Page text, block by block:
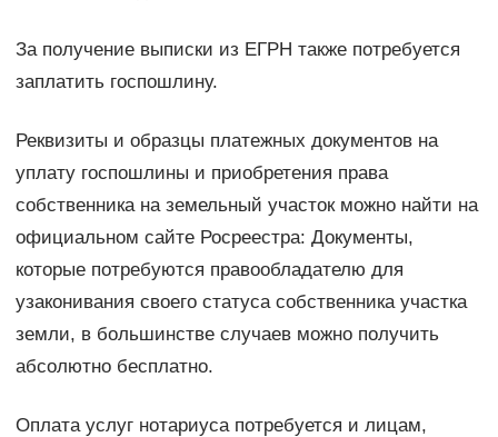
За получение выписки из ЕГРН также потребуется
заплатить госпошлину.
Реквизиты и образцы платежных документов на
уплату госпошлины и приобретения права
собственника на земельный участок можно найти на
официальном сайте Росреестра: Документы,
которые потребуются правообладателю для
узаконивания своего статуса собственника участка
земли, в большинстве случаев можно получить
абсолютно бесплатно.
Оплата услуг нотариуса потребуется и лицам,